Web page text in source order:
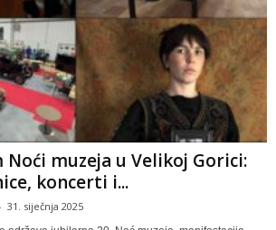
muzeja u Velikoj Gorici:
koncerti i...
31. siječnja 2025